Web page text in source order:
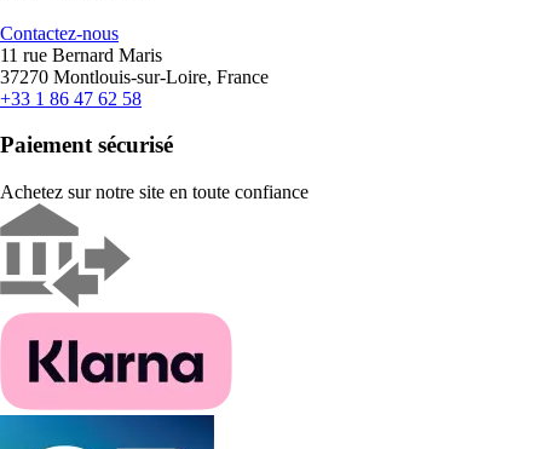
Contactez-nous
11 rue Bernard Maris
37270 Montlouis-sur-Loire, France
+33 1 86 47 62 58
Paiement sécurisé
Achetez sur notre site en toute confiance